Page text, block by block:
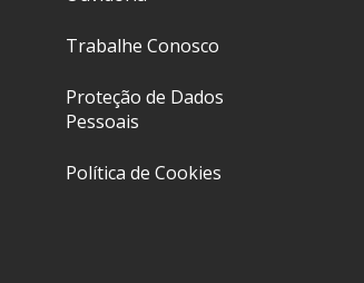
Trabalhe Conosco
Proteção de Dados
Pessoais
Política de Cookies